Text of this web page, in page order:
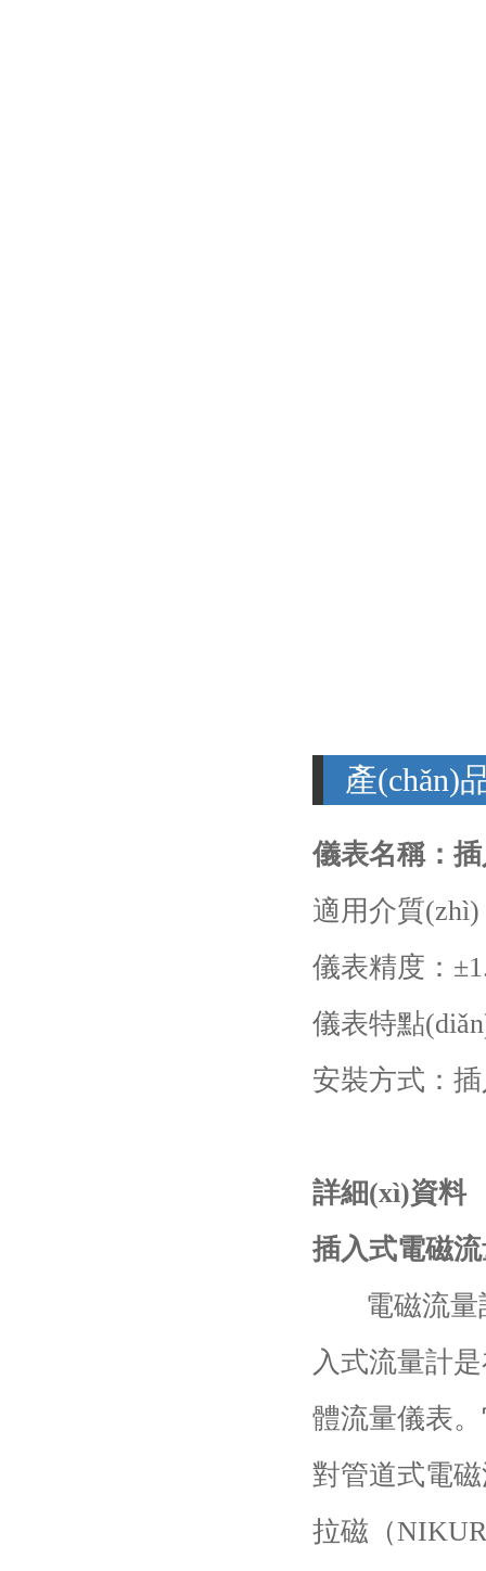
產(chǎn)
儀表名稱：
適用介質
儀表精度：
儀表特點
安裝方式：
詳細(xì)資料
插入式電磁
電磁流量計
入式流量計
體流量儀表
對管道式電
拉磁（